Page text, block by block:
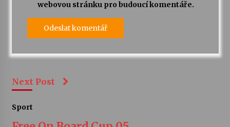
webovou stránku pro budoucí komentáře.
Next Post
Sport